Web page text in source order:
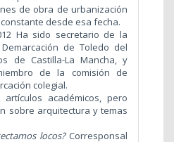
de obra de urbanización
desde esa fecha.
Ha sido secretario de la
de Toledo del
de Castilla-La Mancha, y
de la comisión de
colegial.
académicos, pero
sobre arquitectura y temas
locos?Corresponsal